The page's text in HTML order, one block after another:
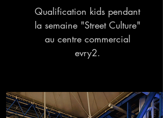
Qualification kids pendant
la semaine "Street Culture"
au centre commercial
evry2.